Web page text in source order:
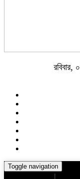
Toggle navigation